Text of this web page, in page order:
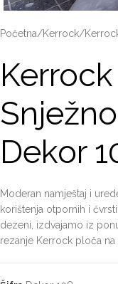
Početna/Kerrock/
Dekor
Moderan namještaj i
korištenja otpornih i
dezeni, izdvajamo iz
rezanje Kerrock ploča na